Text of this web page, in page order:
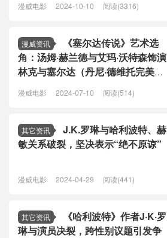
漫威电影 2024-10-10 阅读(3316)
漫威资讯
《塞尔达传说》艺术选
角：汤姆·赫兰德与艾玛·沃特森饰演
林克与塞尔达（丹尼·德维托完美诠
漫威电影 2024-07-10 阅读(514)
其它资讯
J.K.罗琳与哈利波特、赫
敏关系破裂，坚决表示“绝不原谅”
漫威电影 2024-04-29 阅读(441)
其它资讯
《哈利波特》作者J·K·罗
琳与演员决裂，跨性别议题引发争